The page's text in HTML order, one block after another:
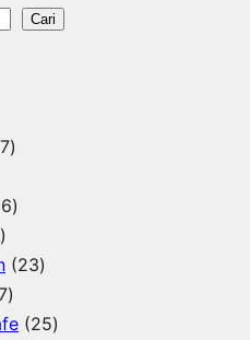
Cari
3
P
o
d
u
1
P
r
o
7
P
r
o
232
P
1
7
252